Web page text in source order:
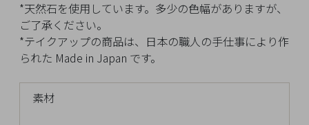
*天然石を使用しています。多少の色幅がありますが、
ご了承ください。
*テイクアップの商品は、日本の職人の手仕事により作
られた Made in Japan です。
素材
最
チ
ェ